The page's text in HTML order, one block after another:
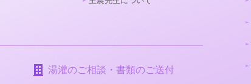
湯灌のご相談・書類のご送付